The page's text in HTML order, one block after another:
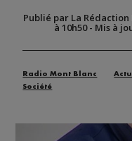
Publié par La
à 10h50- Mis à
Radio Mont Blanc
Société